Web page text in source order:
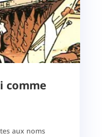
comme
aux noms